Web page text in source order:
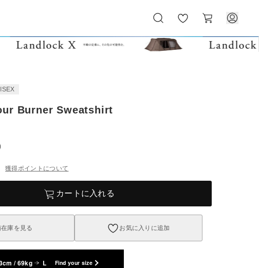
気
に
ー
ト
Burner Sweatshirt
獲得ポイントについて
カートに入れる
庫を見る お気に入りに追加
/ 69kg L Find your size